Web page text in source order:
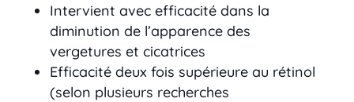
Intervient avec efficacité dans la
diminution de l’apparence des
vergetures et cicatrices
Efficacité deux fois supérieure au rétinol
(selon plusieurs recherches